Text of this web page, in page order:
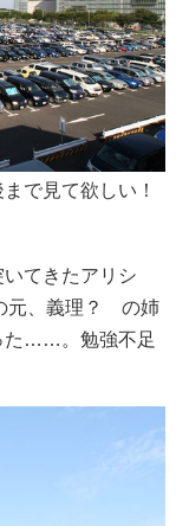
で見て欲しい！
てきたアリシ
元、義理？ の姉
た……。勉強不足